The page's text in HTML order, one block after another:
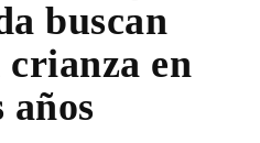
buscan
en